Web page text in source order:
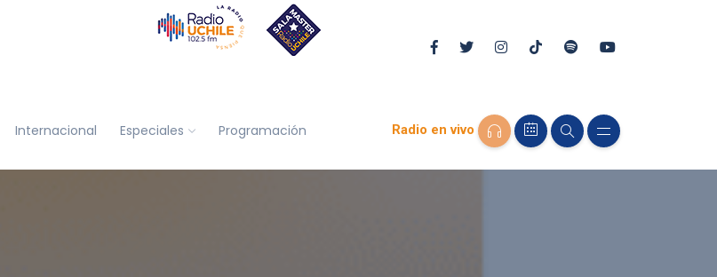
Internacional Especiales Programación Radio en vivo